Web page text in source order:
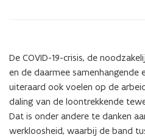
De COVID-19-crisis, de
en de daarmee samenhangende
uiteraard ook voelen op de
daling van de loontrekkende
Dat is onder andere te danken
werkloosheid, waarbij de band